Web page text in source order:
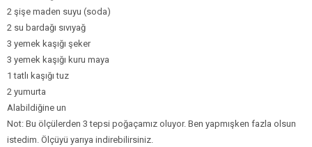
2 şişe maden suyu (soda)
2 su bardağı sıvıyağ
3 yemek kaşığı şeker
3 yemek kaşığı kuru maya
1 tatlı kaşığı tuz
2 yumurta
Alabildiğine un
Not: Bu ölçülerden 3 tepsi poğaçamız oluyor. Ben yapmışken fazla olsun
istedim. Ölçüyü yarıya indirebilirsiniz.